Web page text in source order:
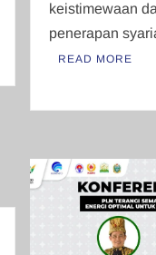
keistimewaan
penerapan
READ MORE